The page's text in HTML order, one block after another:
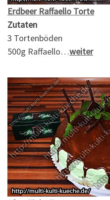
Erdbeer Raffaello Torte
Zutaten
3 Tortenböden
500g Raffaello…weiter